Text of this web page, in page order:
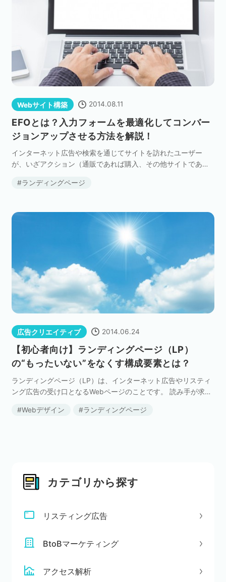
Webサイト構築 2014.08.11
EFOとは？入力フォームを最適化してコンバー
ジョンアップさせる方法を解説！
インターネット広告や検索を通じてサイトを訪れたユーザー
が、いざアクション（通販であれば購入、その他サイトであれ
が「入力フォーム」です。 フォームまでたどり着いたユー […]
ランディングページ
広告クリエイティブ 2014.06.24
【初心者向け】ランディングページ（LP）
の“もったいない”をなくす構成要素とは？
ランディングページ（LP）は、インターネット広告やリスティ
ング広告の受け口となるWebページのことです。 読み手が求め
整頓することで、広告効果を高めることができます […]
Webデザイン ランディングページ
カテゴリから探す
リスティング広告
BtoBマーケティング
アクセス解析